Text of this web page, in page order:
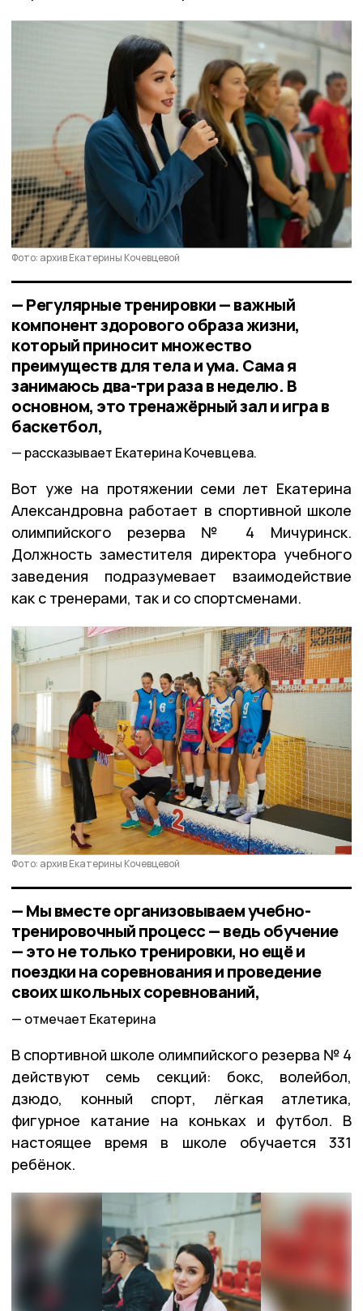
Фото: архив Екатерины Кочевцевой
— Регулярные тренировки — важный
компонент здорового образа жизни,
который приносит множество
преимуществ для тела и ума. Сама я
занимаюсь два-три раза в неделю. В
основном, это тренажёрный зал и игра в
баскетбол,
рассказывает Екатерина Кочевцева.
Вот уже на протяжении семи лет Екатерина
Александровна работает в спортивной школе
олимпийского резерва № 4 Мичуринск.
Должность заместителя директора учебного
заведения подразумевает взаимодействие
как с тренерами, так и со спортсменами.
Фото: архив Екатерины Кочевцевой
— Мы вместе организовываем учебно-
тренировочный процесс — ведь обучение
— это не только тренировки, но ещё и
поездки на соревнования и проведение
своих школьных соревнований,
отмечает Екатерина
В спортивной школе олимпийского резерва № 4
действуют семь секций: бокс, волейбол,
дзюдо, конный спорт, лёгкая атлетика,
фигурное катание на коньках и футбол. В
настоящее время в школе обучается 331
ребёнок.